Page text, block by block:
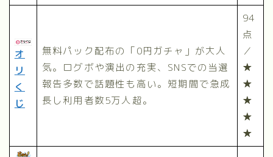
オ
リ
く
じ
無料パック配布の「0円ガチャ」が大人
気。ログボや演出の充実、SNSでの当選
報告多数で話題性も高い。短期間で急成
長し利用者数5万人超。
94
点
／
★
★
★
★
★